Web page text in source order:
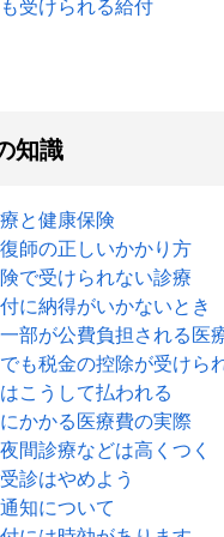
知識
と健康保険
師の正しいかかり方
で受けられない診療
に納得がいかないとき
部が公費負担される医
も税金の控除が受けら
こうして払われる
かかる医療費の実際
間診療などは高くつく
診はやめよう
知について